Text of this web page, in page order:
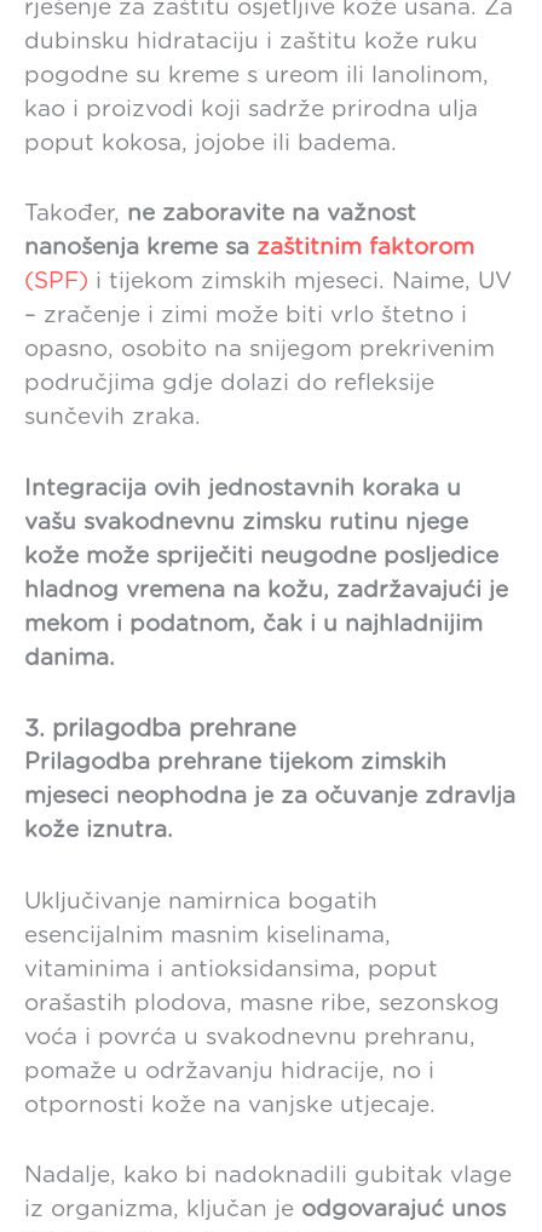
rješenje za zaštitu osjetljive kože usana. Za
dubinsku hidrataciju i zaštitu kože ruku
pogodne su kreme s ureom ili lanolinom,
kao i proizvodi koji sadrže prirodna ulja
poput kokosa, jojobe ili badema.
Također, ne zaboravite na važnost
nanošenja kreme sa zaštitnim faktorom
(SPF) i tijekom zimskih mjeseci. Naime, UV
– zračenje i zimi može biti vrlo štetno i
opasno, osobito na snijegom prekrivenim
područjima gdje dolazi do refleksije
sunčevih zraka.
Integracija ovih jednostavnih koraka u
vašu svakodnevnu zimsku rutinu njege
kože može spriječiti neugodne posljedice
hladnog vremena na kožu, zadržavajući je
mekom i podatnom, čak i u najhladnijim
danima.
3. prilagodba prehrane
Prilagodba prehrane tijekom zimskih
mjeseci neophodna je za očuvanje zdravlja
kože iznutra.
Uključivanje namirnica bogatih
esencijalnim masnim kiselinama,
vitaminima i antioksidansima, poput
orašastih plodova, masne ribe, sezonskog
voća i povrća u svakodnevnu prehranu,
pomaže u održavanju hidracije, no i
otpornosti kože na vanjske utjecaje.
Nadalje, kako bi nadoknadili gubitak vlage
iz organizma, ključan je odgovarajuć unos